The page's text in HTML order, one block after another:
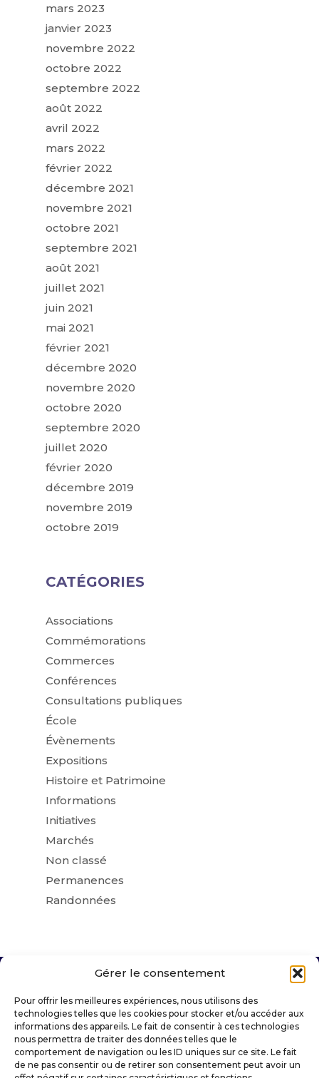
Gérer le consentement
Pour offrir les meilleures expériences, nous utilisons des
technologies telles que les cookies pour stocker et/ou accéder aux
informations des appareils. Le fait de consentir à ces technologies
nous permettra de traiter des données telles que le
comportement de navigation ou les ID uniques sur ce site. Le fait
de ne pas consentir ou de retirer son consentement peut avoir un
mars 2023
janvier 2023
novembre 2022
octobre 2022
septembre 2022
août 2022
avril 2022
mars 2022
février 2022
décembre 2021
novembre 2021
octobre 2021
septembre 2021
août 2021
juillet 2021
juin 2021
mai 2021
février 2021
décembre 2020
novembre 2020
octobre 2020
septembre 2020
juillet 2020
février 2020
décembre 2019
novembre 2019
octobre 2019
CATÉGORIES
Associations
Commémorations
Commerces
Conférences
Consultations publiques
École
Évènements
Expositions
Histoire et Patrimoine
Informations
Initiatives
Marchés
Non classé
Permanences
Randonnées
Place Docteur Darteyre
63450 SAINT-AMANT-TALLENDE